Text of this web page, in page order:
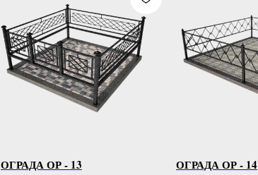
ОГРАДА ОР - 13 ОГРАДА ОР - 14